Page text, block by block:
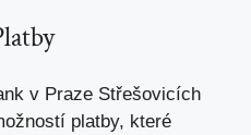
v Praze Střešovicích
platby, které